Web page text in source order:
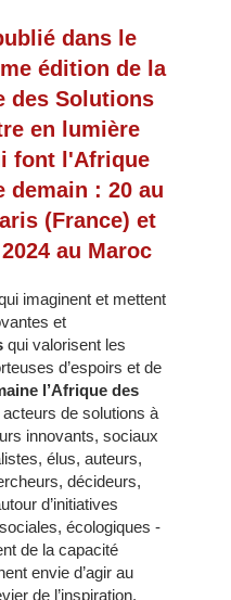
dans le
édition de la
des Solutions
en lumière
font l'Afrique
demain : 20 au
(France) et
au Maroc
imaginent et mettent
et
qui valorisent les
d’espoirs et de
l’Afrique des
de solutions à
innovants, sociaux
élus, auteurs,
décideurs,
d’initiatives
écologiques -
de la capacité
envie d’agir au
de l’inspiration.